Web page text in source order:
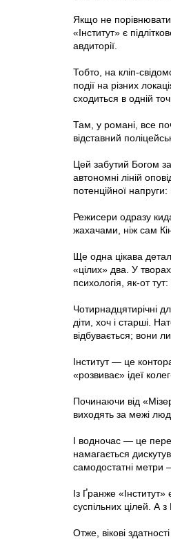
Якщо не
«Інститут» є
авдиторії.
Тобто, на кліп-
події на різних
сходиться в одній
Там, у романі, все
відставний
Цей забутий Богом
автономні ліній
потенційної
Режисери одразу
жахачами, ніж сам
Ще одна цікава
«цілих» два. У
психологія, як-от
Чотирнадцятирічні
діти, хоч і старші.
відбувається; вони
Інститут — це
«розвиває» ідеї
Починаючи від
виходять за межі
І водночас — це
намагається
самодостатні метри
Із Ґранже
суспільних цілей. А
Отже, вікові